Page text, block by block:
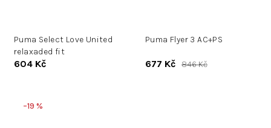
Puma Select Love United
relaxaded fit
604 Kč
Puma Flyer 3 AC+PS
677 Kč 846 Kč
–19 %